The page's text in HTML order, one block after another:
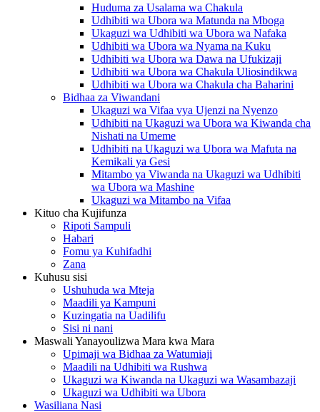
Huduma za Usalama wa Chakula
Udhibiti wa Ubora wa Matunda na Mboga
Ukaguzi wa Udhibiti wa Ubora wa Nafaka
Udhibiti wa Ubora wa Nyama na Kuku
Udhibiti wa Ubora wa Dawa na Ufukizaji
Udhibiti wa Ubora wa Chakula Uliosindikwa
Udhibiti wa Ubora wa Chakula cha Baharini
Bidhaa za Viwandani
Ukaguzi wa Vifaa vya Ujenzi na Nyenzo
Udhibiti na Ukaguzi wa Ubora wa Kiwanda cha
Nishati na Umeme
Udhibiti na Ukaguzi wa Ubora wa Mafuta na
Kemikali ya Gesi
Mitambo ya Viwanda na Ukaguzi wa Udhibiti
wa Ubora wa Mashine
Ukaguzi wa Mitambo na Vifaa
Kituo cha Kujifunza
Ripoti Sampuli
Habari
Fomu ya Kuhifadhi
Zana
Kuhusu sisi
Ushuhuda wa Mteja
Maadili ya Kampuni
Kuzingatia na Uadilifu
Sisi ni nani
Maswali Yanayoulizwa Mara kwa Mara
Upimaji wa Bidhaa za Watumiaji
Maadili na Udhibiti wa Rushwa
Ukaguzi wa Kiwanda na Ukaguzi wa Wasambazaji
Ukaguzi wa Udhibiti wa Ubora
Wasiliana Nasi